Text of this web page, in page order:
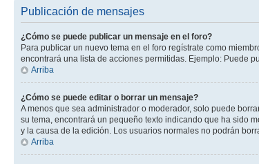
Publicación de mensajes
¿Cómo se puede publicar un mensaje en el foro?
Para publicar un nuevo tema en el foro regístrate como
encontrará una lista de acciones permitidas. Ejemplo: Puede
Arriba
¿Cómo se puede editar o borrar un mensaje?
A menos que sea administrador o moderador, solo puede
su tema, encontrará un pequeño texto indicando que ha sido
y la causa de la edición. Los usuarios normales no podrán
Arriba